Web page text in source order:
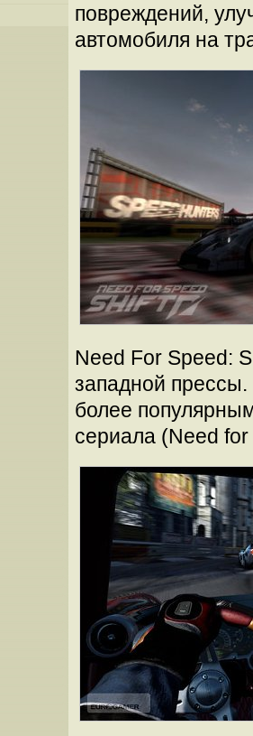
повреждений,
автомобиля на
Need For Speed:
западной
более
сериала (Need